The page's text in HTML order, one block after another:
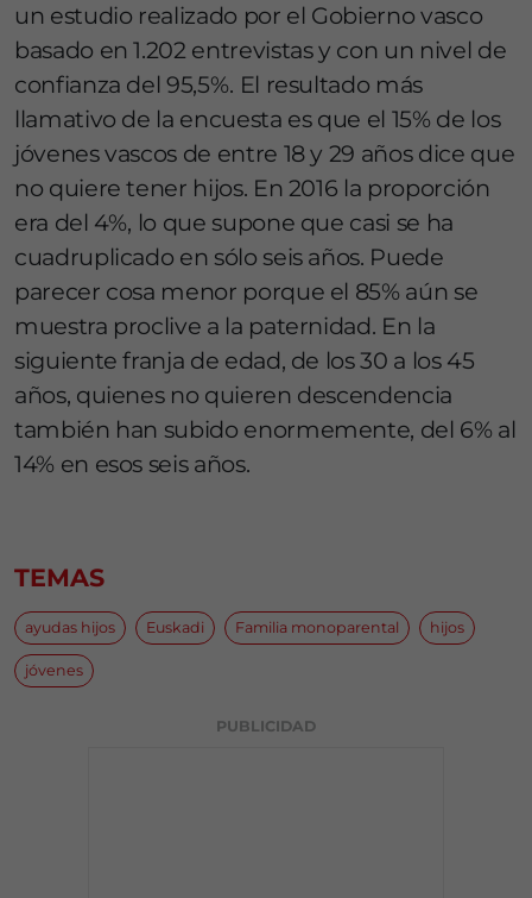
un estudio realizado por el Gobierno vasco
basado en 1.202 entrevistas y con un nivel de
confianza del 95,5%. El resultado más
llamativo de la encuesta es que el 15% de los
jóvenes vascos de entre 18 y 29 años dice que
no quiere tener hijos. En 2016 la proporción
era del 4%, lo que supone que casi se ha
cuadruplicado en sólo seis años. Puede
parecer cosa menor porque el 85% aún se
muestra proclive a la paternidad. En la
siguiente franja de edad, de los 30 a los 45
años, quienes no quieren descendencia
también han subido enormemente, del 6% al
14% en esos seis años.
TEMAS
ayudas hijos Euskadi Familia monoparental hijos
jóvenes
PUBLICIDAD